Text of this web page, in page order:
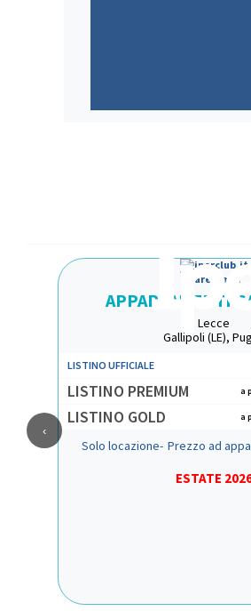
‹
Mare Italia
APPARTAMENTI
Lecce
Gallipoli (LE),
LISTINO UFFICIALE
LISTINO PREMIUM a
LISTINO GOLD a
Solo locazione- Prezzo ad
ESTATE